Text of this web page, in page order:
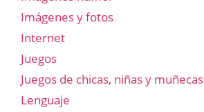
Imágenes y fotos
Internet
Juegos
Juegos de chicas, niñas y muñecas
Lenguaje